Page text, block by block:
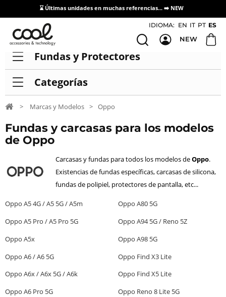
⌛ Últimas unidades en muchas referencias... ➡️ NEW
Acceso / Registro Distribuidores
IDIOMA: EN IT PT ES
NEW
Fundas y Protectores
Categorías
> Marcas y Modelos > Oppo
Fundas y carcasas para los modelos
de Oppo
Carcasas y fundas para todos los modelos deOppo.
Existencias de fundas específicas, carcasas de silicona,
fundas de polipiel, protectores de pantalla, etc...
Oppo A5 4G / A5 5G / A5m
Oppo A5 Pro / A5 Pro 5G
Oppo A5x
Oppo A6 / A6 5G
Oppo A6x / A6x 5G / A6k
Oppo A6 Pro 5G
Oppo A80 5G
Oppo A94 5G / Reno 5Z
Oppo A98 5G
Oppo Find X3 Lite
Oppo Find X5 Lite
Oppo Reno 8 Lite 5G